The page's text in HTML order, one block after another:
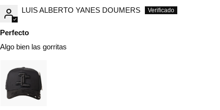
LUIS ALBERTO YANES DOUMERS
Perfecto
Algo bien las gorritas